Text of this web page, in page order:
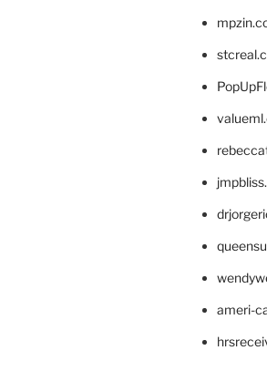
ameri-